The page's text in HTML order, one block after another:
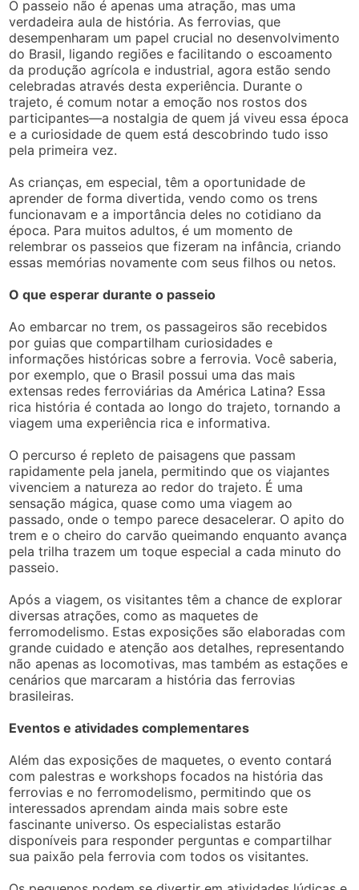
O passeio não é apenas uma atração, mas uma
verdadeira aula de história. As ferrovias, que
desempenharam um papel crucial no desenvolvimento
do Brasil, ligando regiões e facilitando o escoamento
da produção agrícola e industrial, agora estão sendo
celebradas através desta experiência. Durante o
trajeto, é comum notar a emoção nos rostos dos
participantes—a nostalgia de quem já viveu essa época
e a curiosidade de quem está descobrindo tudo isso
pela primeira vez.
As crianças, em especial, têm a oportunidade de
aprender de forma divertida, vendo como os trens
funcionavam e a importância deles no cotidiano da
época. Para muitos adultos, é um momento de
relembrar os passeios que fizeram na infância, criando
essas memórias novamente com seus filhos ou netos.
O que esperar durante o passeio
Ao embarcar no trem, os passageiros são recebidos
por guias que compartilham curiosidades e
informações históricas sobre a ferrovia. Você saberia,
por exemplo, que o Brasil possui uma das mais
extensas redes ferroviárias da América Latina? Essa
rica história é contada ao longo do trajeto, tornando a
viagem uma experiência rica e informativa.
O percurso é repleto de paisagens que passam
rapidamente pela janela, permitindo que os viajantes
vivenciem a natureza ao redor do trajeto. É uma
sensação mágica, quase como uma viagem ao
passado, onde o tempo parece desacelerar. O apito do
trem e o cheiro do carvão queimando enquanto avança
pela trilha trazem um toque especial a cada minuto do
passeio.
Após a viagem, os visitantes têm a chance de explorar
diversas atrações, como as maquetes de
ferromodelismo. Estas exposições são elaboradas com
grande cuidado e atenção aos detalhes, representando
não apenas as locomotivas, mas também as estações e
cenários que marcaram a história das ferrovias
brasileiras.
Eventos e atividades complementares
Além das exposições de maquetes, o evento contará
com palestras e workshops focados na história das
ferrovias e no ferromodelismo, permitindo que os
interessados aprendam ainda mais sobre este
fascinante universo. Os especialistas estarão
disponíveis para responder perguntas e compartilhar
sua paixão pela ferrovia com todos os visitantes.